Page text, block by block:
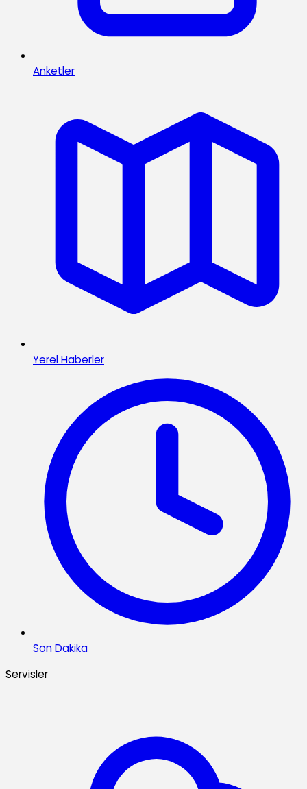
Anketler
Yerel Haberler
Son Dakika
Servisler